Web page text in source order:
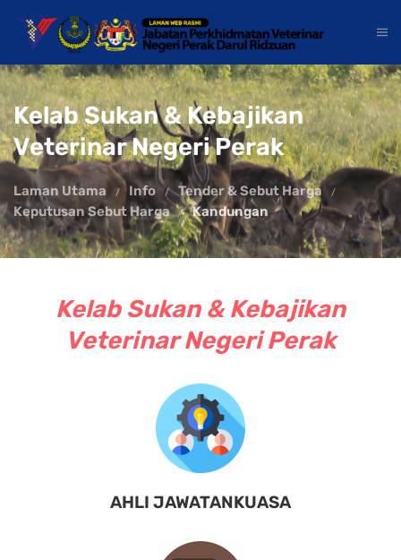
Kelab Sukan & Kebajikan
Veterinar Negeri Perak
Laman Utama Info
Tender & Sebut Harga
Keputusan Sebut Harga
Kandungan
Kelab Sukan & Kebajikan
Veterinar Negeri Perak
AHLI JAWATANKUASA